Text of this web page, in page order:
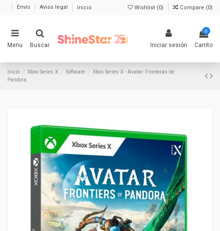
Envío Aviso legal Inicio Wishlist (0) Compare (0)
Menu Buscar Iniciar sesión
0
Carrito
Inicio Xbox Series X Software
Xbox Series X - Avatar: Fronteras de
Pandora